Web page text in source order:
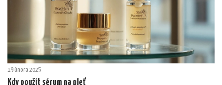
19 února 2025
Kdy použít sérum na pleť